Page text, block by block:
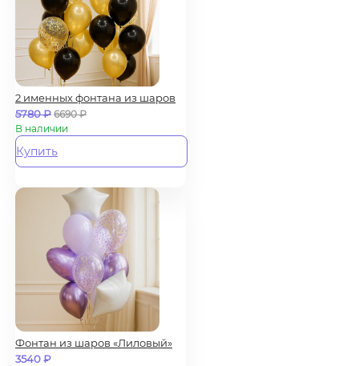
2 именных фонтана из шаров
5780₽ 6690₽
В наличии
Купить
Фонтан из шаров «Лиловый»
3540₽